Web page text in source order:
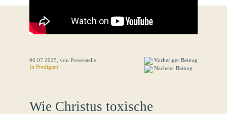
06.07.2025 , von Pressestelle
InPredigten
Vorheriger Beitrag
Nächster Beitrag
Wie Christus toxische